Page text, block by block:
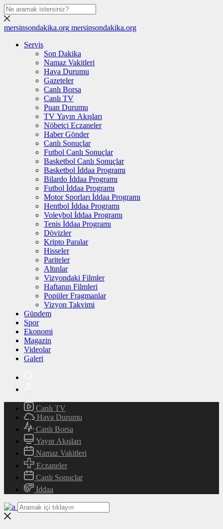
mersinsondakika.org mersinsondakika.org
Servis
Son Dakika
Namaz Vakitleri
Hava Durumu
Gazeteler
Canlı Borsa
Canlı TV
Puan Durumu
TV Yayın Akışları
Nöbetçi Eczaneler
Haber Gönder
Canlı Sonuçlar
Futbol Canlı Sonuçlar
Basketbol Canlı Sonuçlar
Basketbol İddaa Programı
Bilardo İddaa Programı
Futbol İddaa Programı
Motor Sporları İddaa Programı
Hentbol İddaa Programı
Voleybol İddaa Programı
Tenis İddaa Programı
Dövizler
Kripto Paralar
Hisseler
Pariteler
Altınlar
Vizyondaki Filmler
Haftanın Filmleri
Popüler Fragmanlar
Vizyon Takvimi
Gündem
Spor
Ekonomi
Magazin
Videolar
Galeri
Canlı TV
Hava Durumu
Canlı Borsa
Yayın Akışları
Namaz Vakitleri
Eczaneler
Canlı Sonuçlar
İddaa